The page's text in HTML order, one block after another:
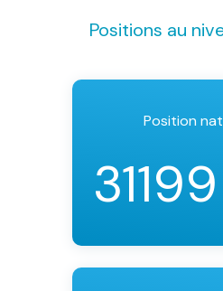
Positions au
Position
31199